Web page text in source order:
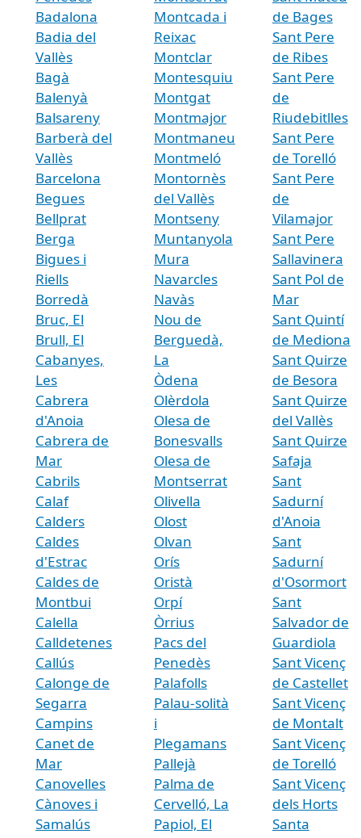
Badalona
Badia del
Vallès
Bagà
Balenyà
Balsareny
Barberà del
Vallès
Barcelona
Begues
Bellprat
Berga
Bigues i
Riells
Borredà
Bruc, El
Brull, El
Cabanyes,
Les
Cabrera
d'Anoia
Cabrera de
Mar
Cabrils
Calaf
Calders
Caldes
d'Estrac
Caldes de
Montbui
Calella
Calldetenes
Callús
Calonge de
Segarra
Campins
Canet de
Mar
Canovelles
Cànoves i
Samalús
Montcada i
Reixac
Montclar
Montesquiu
Montgat
Montmajor
Montmaneu
Montmeló
Montornès
del Vallès
Montseny
Muntanyola
Mura
Navarcles
Navàs
Nou de
Berguedà,
La
Òdena
Olèrdola
Olesa de
Bonesvalls
Olesa de
Montserrat
Olivella
Olost
Olvan
Orís
Oristà
Orpí
Òrrius
Pacs del
Penedès
Palafolls
Palau-solità
i
Plegamans
Pallejà
Palma de
Cervelló, La
Papiol, El
de Bages
Sant Pere
de Ribes
Sant Pere
de
Riudebitlles
Sant Pere
de Torelló
Sant Pere
de
Vilamajor
Sant Pere
Sallavinera
Sant Pol de
Mar
Sant Quintí
de Mediona
Sant Quirze
de Besora
Sant Quirze
del Vallès
Sant Quirze
Safaja
Sant
Sadurní
d'Anoia
Sant
Sadurní
d'Osormort
Sant
Salvador de
Guardiola
Sant Vicenç
de Castellet
Sant Vicenç
de Montalt
Sant Vicenç
de Torelló
Sant Vicenç
dels Horts
Santa